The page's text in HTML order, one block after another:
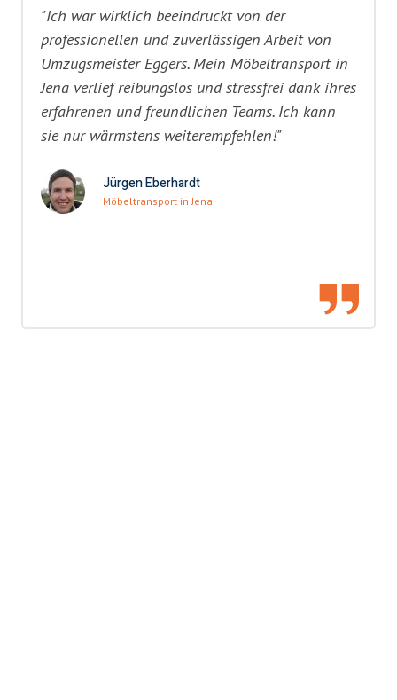
"Ich war wirklich beeindruckt von der
professionellen und zuverlässigen Arbeit von
Umzugsmeister Eggers. Mein Möbeltransport in
Jena verlief reibungslos und stressfrei dank ihres
erfahrenen und freundlichen Teams. Ich kann
sie nur wärmstens weiterempfehlen!"
Jürgen Eberhardt
Möbeltransport in Jena